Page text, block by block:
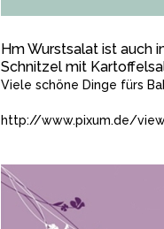
Hm Wurstsalat ist auch
Schnitzel mit
Viele schöne Dinge fürs
http://www.pixum.de/